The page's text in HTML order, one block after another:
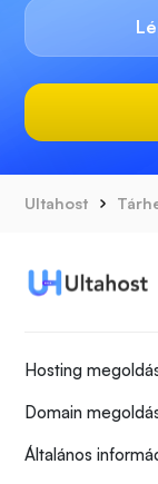
Ultahost
Hosting
Domain
Általános